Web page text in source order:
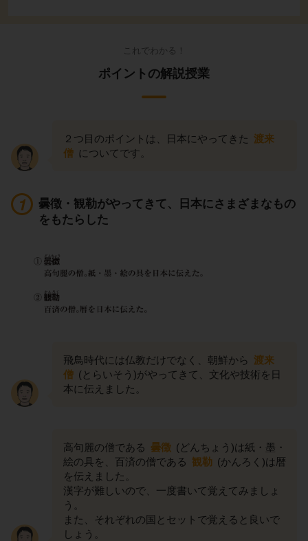
これでわかる！
ポイントの解説授業
２つ目のポイントは、日本にやってきた 渡来
僧 についてです。
曇徴・観勒がやってきて、日本にさまざまなもの
をもたらした
飛鳥時代には仏教だけでなく、朝鮮から 渡来
僧 (とらいそう)がやってきて、文化や技術を日
本に伝えました。
高句麗の僧である 曇徴 (どんちょう)は紙・墨・
絵の具を、百済の僧である 観勒 (かんろく)は暦
を伝えました。
漢字が難しいので、一度書いて覚えてみましょ
う。
また、それぞれの国とセットで覚えると良いで
しょう。